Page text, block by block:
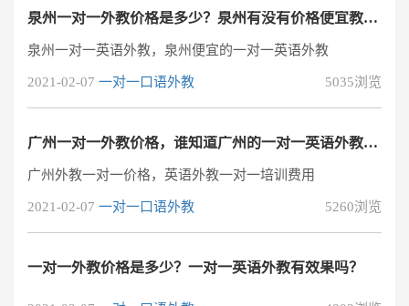
费不贵。多数机构的价格一节课也就二三十块。
泉州一对一外教价格是多少？泉州有没有价格便宜教学质量好的一对一英语外教？
泉州一对一英语外教，泉州便宜的一对一英语外教
2021-02-07 一对一口语外教 5035浏览
广州一对一外教价格，谁知道广州的一对一英语外教培训多少钱？
广州外教一对一价格，英语外教一对一培训费用
2021-02-07 一对一口语外教 5260浏览
一对一外教价格是多少？一对一英语外教有效果吗？